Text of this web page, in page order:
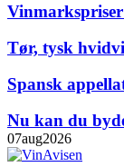
Tør, tysk
Spansk
Nu kan du
07aug2026